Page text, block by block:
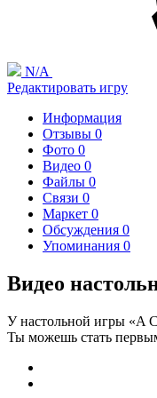
N/A
Редактировать игру
Информация
Отзывы 0
Фото 0
Видео 0
Файлы 0
Связи 0
Маркет 0
Обсуждения 0
Упоминания 0
Видео
У настольной игры «A
Ты можешь стать